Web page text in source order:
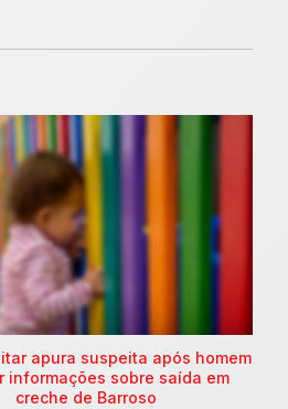
apura suspeita após homem
informações sobre saída em
creche de Barroso